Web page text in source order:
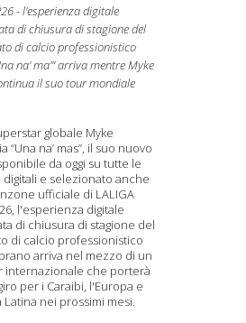
- l'esperienza digitale
di chiusura di stagione del
di calcio professionistico
na’ ma’” arriva mentre Myke
il suo tour mondiale
globale Myke
“Una na’ mas”, il suo nuovo
da oggi su tutte le
e selezionato anche
ufficiale di LALIGA
l'esperienza digitale
di chiusura di stagione del
di calcio professionistico
arriva nel mezzo di un
internazionale che porterà
per i Caraibi, l'Europa e
Latina nei prossimi mesi.